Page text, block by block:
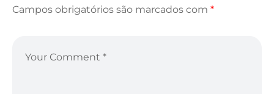
Campos obrigatórios são marcados com *